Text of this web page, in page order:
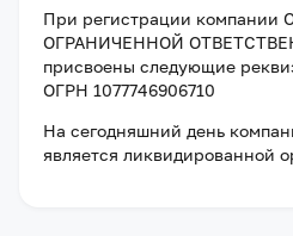
При регистрации компании
ОГРАНИЧЕННОЙ
присвоены следующие
ОГРН 1077746906710
На сегодняшний день
является ликвидированной